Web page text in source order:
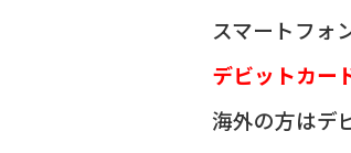
スマートフォ
デビットカー
海外の方はデ